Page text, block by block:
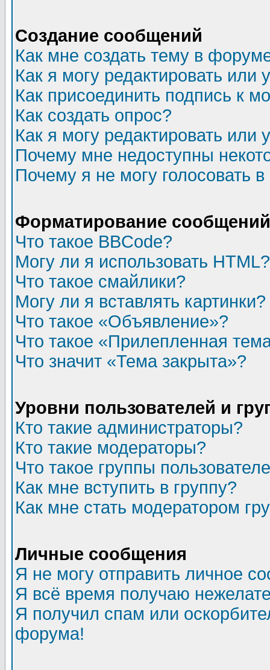
Создание сообщений
Как мне создать тему в
Как я могу редактировать или
Как присоединить подпись к
Как создать опрос?
Как я могу редактировать или
Почему мне недоступны
Почему я не могу голосовать
Форматирование
Что такое BBCode?
Могу ли я использовать HTML?
Что такое смайлики?
Могу ли я вставлять картинки?
Что такое «Объявление»?
Что такое «Прилепленная
Что значит «Тема закрыта»?
Уровни пользователей и
Кто такие администраторы?
Кто такие модераторы?
Что такое группы
Как мне вступить в группу?
Как мне стать модератором
Личные сообщения
Я не могу отправить личное
Я всё время получаю
Я получил спам или
форума!